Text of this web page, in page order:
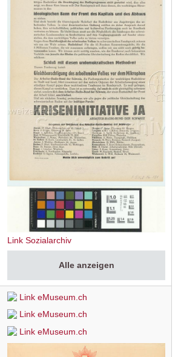
Link Sozialarchiv
Alle anzeigen
Link eMuseum.ch
Link eMuseum.ch
Link eMuseum.ch